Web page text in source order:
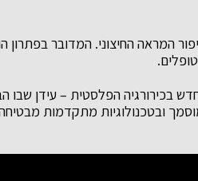
המראה החיצוני. המדובר בפתרון
בכירורגיה הפלסטית – עידן שבו
ובטכנולוגיות מתקדמות